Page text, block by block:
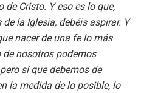
Cristo. Y eso es lo que,
la Iglesia, debéis aspirar. Y
nacer de una fe lo más
nosotros podemos
sí que debemos de
la medida de lo posible, lo